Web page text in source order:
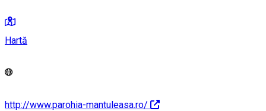
Hartă
http://www.parohia-mantuleasa.ro/